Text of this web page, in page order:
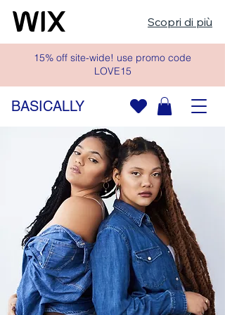
Scopri di più